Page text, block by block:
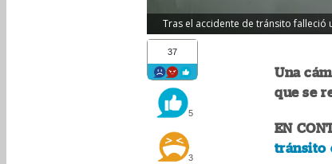
Tras el accidente de tránsito falleció
37
5
3
Una
que se
EN
tránsito